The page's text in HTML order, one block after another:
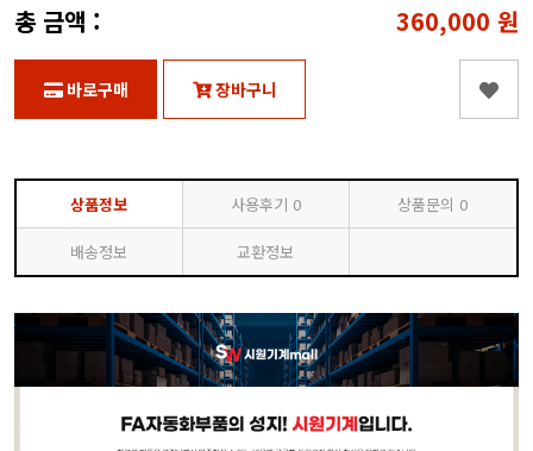
총 금액 : 360,000 원
바로구매 장바구니
상품정보 사용후기 0 상품문의 0
배송정보 교환정보